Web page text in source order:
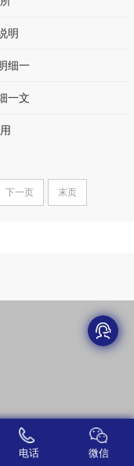
明
细一
一文
下一页 末页
电话 微信